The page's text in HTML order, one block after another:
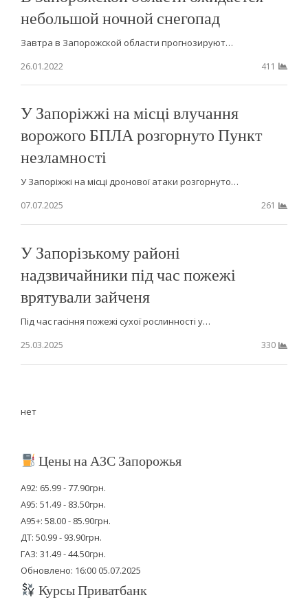
небольшой ночной снегопад
Завтра в Запорожской области прогнозируют…
26.01.2022
411
У Запоріжжі на місці влучання
ворожого БПЛА розгорнуто Пункт
незламності
У Запоріжжі на місці дронової атаки розгорнуто…
07.07.2025
261
У Запорізькому районі
надзвичайники під час пожежі
врятували зайченя
Під час гасіння пожежі сухої рослинності у…
25.03.2025
330
нет
Цены на АЗС Запорожья
А92: 65.99 - 77.90грн.
А95: 51.49 - 83.50грн.
А95+: 58.00 - 85.90грн.
ДТ: 50.99 - 93.90грн.
ГАЗ: 31.49 - 44.50грн.
Обновлено: 16:00 05.07.2025
Курсы Приватбанк